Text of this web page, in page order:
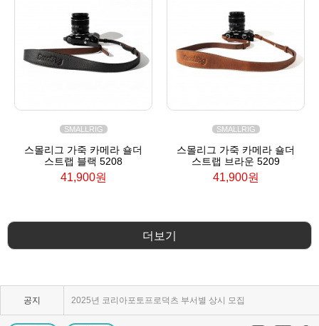
SMALLRIG
스몰리그 가죽 카메라 숄더
스트랩 블랙 5208
41,900원
SMALLRIG
스몰리그 가죽 카메라 숄더
스트랩 브라운 5209
41,900원
더보기
공지
KPP 브랜드 품질 보증 안내